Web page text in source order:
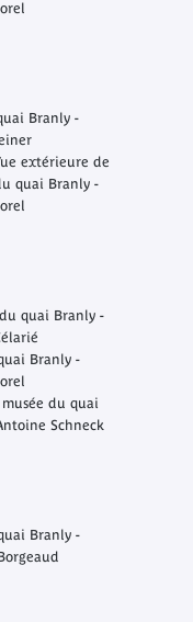
Branly -
extérieure de
quai Branly -
quai Branly -
Branly -
du quai
Schneck
Branly -